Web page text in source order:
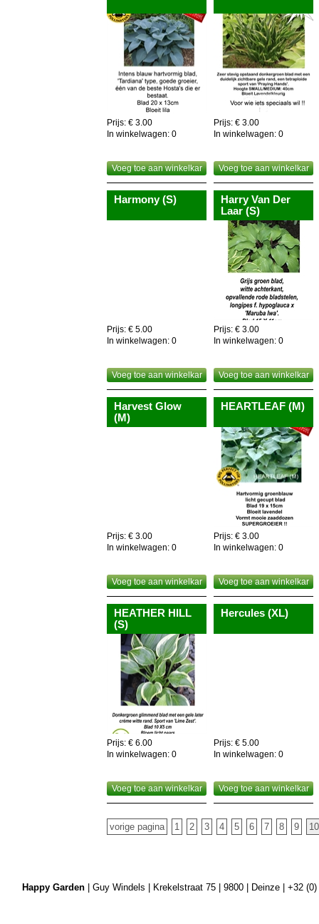
Prijs: € 3.00
In winkelwagen: 0
Voeg toe aan winkelkar
Prijs: € 3.00
In winkelwagen: 0
Voeg toe aan winkelkar
Harmony (S)
Prijs: € 5.00
In winkelwagen: 0
Voeg toe aan winkelkar
Harry Van Der
Laar (S)
Prijs: € 3.00
In winkelwagen: 0
Voeg toe aan winkelkar
Harvest Glow
(M)
Prijs: € 3.00
In winkelwagen: 0
Voeg toe aan winkelkar
HEARTLEAF (M)
Prijs: € 3.00
In winkelwagen: 0
Voeg toe aan winkelkar
HEATHER HILL
(S)
Prijs: € 6.00
In winkelwagen: 0
Voeg toe aan winkelkar
Hercules (XL)
Prijs: € 5.00
In winkelwagen: 0
Voeg toe aan winkelkar
vorige pagina 1 2 3 4 5 6 7 8 9 10
Happy Garden| Guy Windels | Krekelstraat 75 | 9800 | Deinze | +32